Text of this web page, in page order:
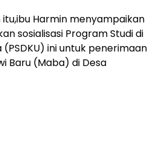
Harmin menyampaikan
sosialisasi Program Studi di
ini untuk penerimaan
Baru (Maba) di Desa